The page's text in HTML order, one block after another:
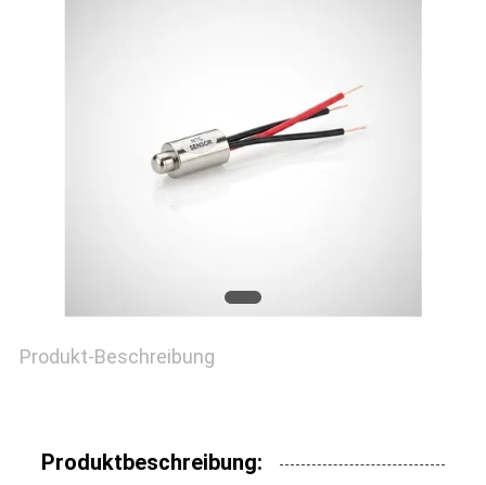
NACHRICHTEN
ZITAT
Produkt-Beschreibung
Produktbeschreibung: